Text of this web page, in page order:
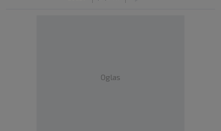
Oglas